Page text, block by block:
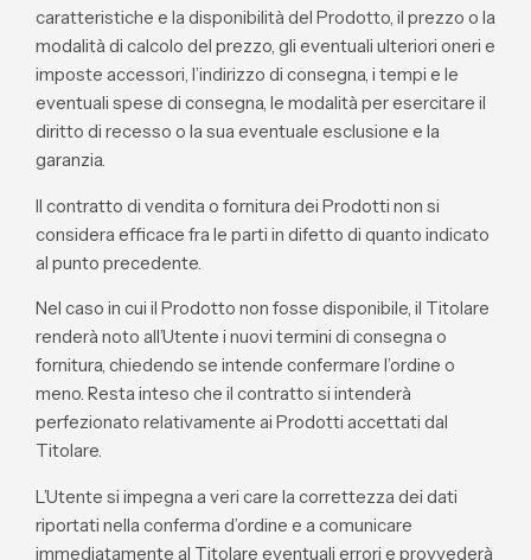
caratteristiche e la disponibilità del Prodotto, il prezzo o la
modalità di calcolo del prezzo, gli eventuali ulteriori oneri e
imposte accessori, l’indirizzo di consegna, i tempi e le
eventuali spese di consegna, le modalità per esercitare il
diritto di recesso o la sua eventuale esclusione e la
garanzia.
Il contratto di vendita o fornitura dei Prodotti non si
considera efficace fra le parti in difetto di quanto indicato
al punto precedente.
Nel caso in cui il Prodotto non fosse disponibile, il Titolare
renderà noto all’Utente i nuovi termini di consegna o
fornitura, chiedendo se intende confermare l’ordine o
meno. Resta inteso che il contratto si intenderà
perfezionato relativamente ai Prodotti accettati dal
Titolare.
L’Utente si impegna a veri care la correttezza dei dati
riportati nella conferma d’ordine e a comunicare
immediatamente al Titolare eventuali errori e provvederà